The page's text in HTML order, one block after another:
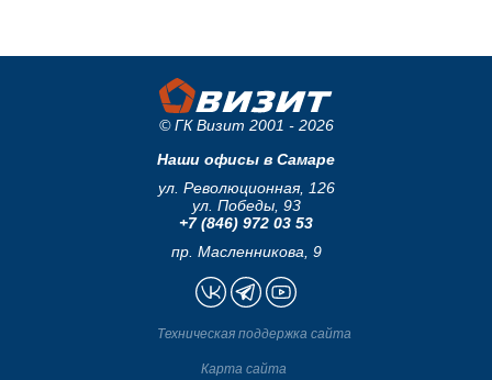
© ГК Визит 2001 - 2026
Наши офисы в Самаре
ул. Революционная, 126
ул. Победы, 93
+7 (846) 972 03 53
пр. Масленникова, 9
Техническая поддержка сайта
Карта сайта